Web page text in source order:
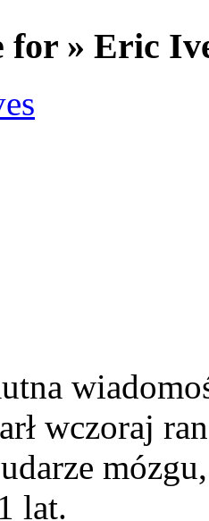
for » Eric
wczoraj
lat.